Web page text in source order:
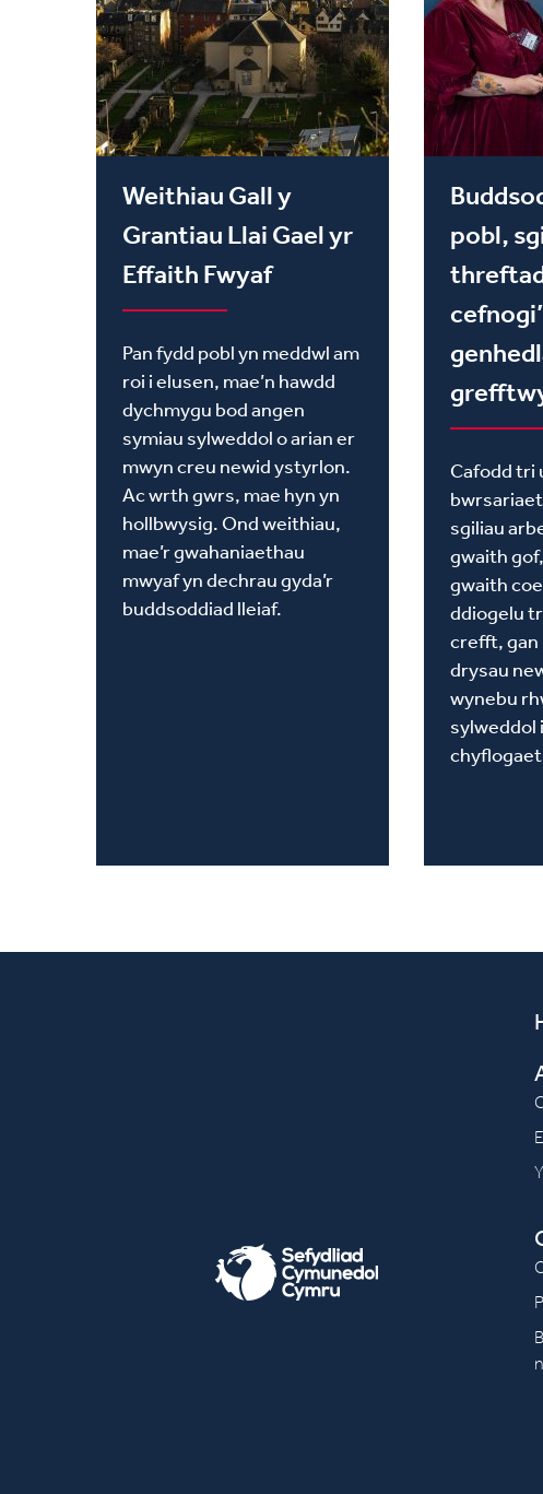
Weithiau Gall y
Grantiau Llai Gael yr
Effaith Fwyaf
Pan fydd pobl yn meddwl am
roi i elusen, mae’n hawdd
dychmygu bod angen
symiau sylweddol o arian er
mwyn creu newid ystyrlon.
Ac wrth gwrs, mae hyn yn
hollbwysig. Ond weithiau,
mae’r gwahaniaethau
mwyaf yn dechrau gyda’r
buddsoddiad lleiaf.
pobl,
Cafodd tri
sgiliau
gwaith
gwaith
ddiogelu
crefft, gan
drysau
wynebu
sylweddol